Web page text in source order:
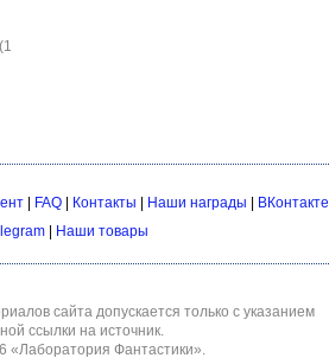
(1
| FAQ| Контакты Наши награды
ВКонтакте
Наши товары
сайта допускается только с указанием
ссылки на источник.
«Лаборатория Фантастики».